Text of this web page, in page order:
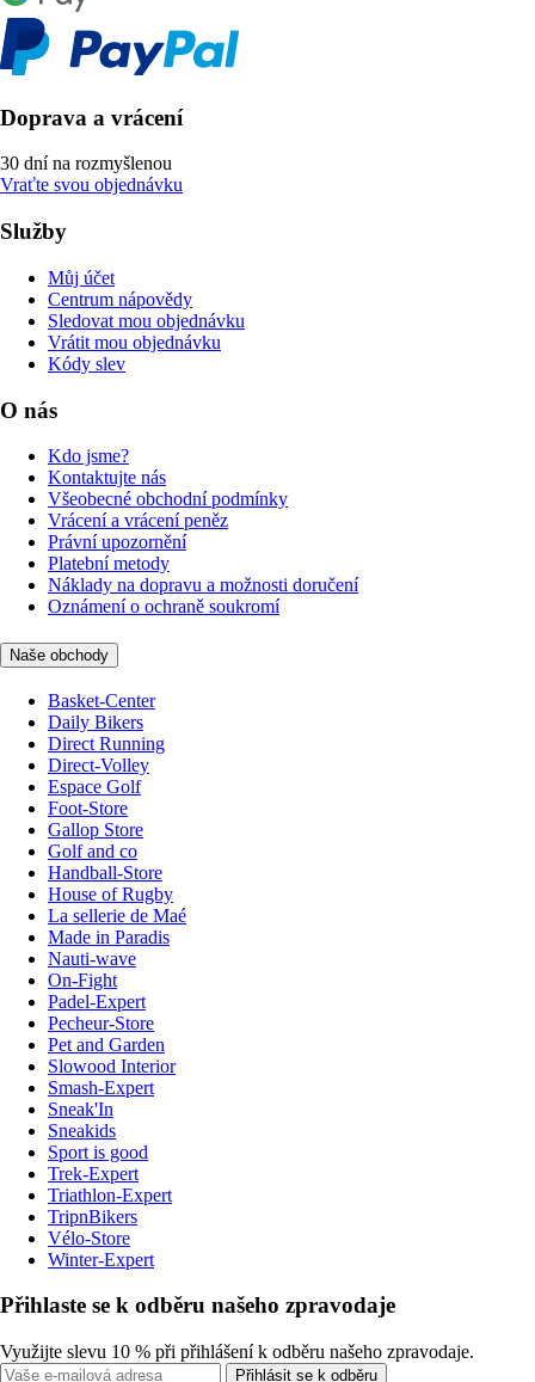
Doprava a vrácení
30 dní na rozmyšlenou
Vraťte svou objednávku
Služby
Můj účet
Centrum nápovědy
Sledovat mou objednávku
Vrátit mou objednávku
Kódy slev
O nás
Kdo jsme?
Kontaktujte nás
Všeobecné obchodní podmínky
Vrácení a vrácení peněz
Právní upozornění
Platební metody
Náklady na dopravu a možnosti doručení
Oznámení o ochraně soukromí
Naše obchody
Basket-Center
Daily Bikers
Direct Running
Direct-Volley
Espace Golf
Foot-Store
Gallop Store
Golf and co
Handball-Store
House of Rugby
La sellerie de Maé
Made in Paradis
Nauti-wave
On-Fight
Padel-Expert
Pecheur-Store
Pet and Garden
Slowood Interior
Smash-Expert
Sneak'In
Sneakids
Sport is good
Trek-Expert
Triathlon-Expert
TripnBikers
Vélo-Store
Winter-Expert
Přihlaste se k odběru našeho zpravodaje
Využijte slevu 10 % při přihlášení k odběru našeho zpravodaje.
Přihlásit se k odběru